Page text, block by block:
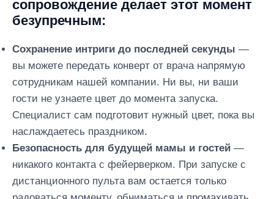
сопровождение делает этот момент
безупречным:
Сохранение интриги до последней секунды —
вы можете передать конверт от врача напрямую
сотрудникам нашей компании. Ни вы, ни ваши
гости не узнаете цвет до момента запуска.
Специалист сам подготовит нужный цвет, пока вы
наслаждаетесь праздником.
Безопасность для будущей мамы и гостей —
никакого контакта с фейерверком. При запуске с
дистанционного пульта вам остается только